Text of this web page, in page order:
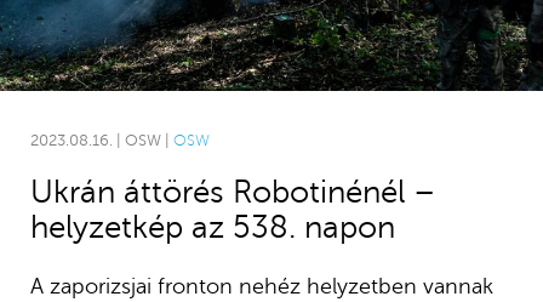
2023.08.16. | OSW | OSW
Ukrán áttörés Robotinénél –
helyzetkép az 538. napon
A zaporizsjai fronton nehéz helyzetben vannak